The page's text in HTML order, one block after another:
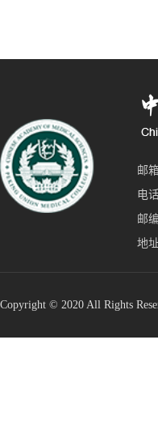
邮
电
邮
地
Copyright © 2020 All Rights